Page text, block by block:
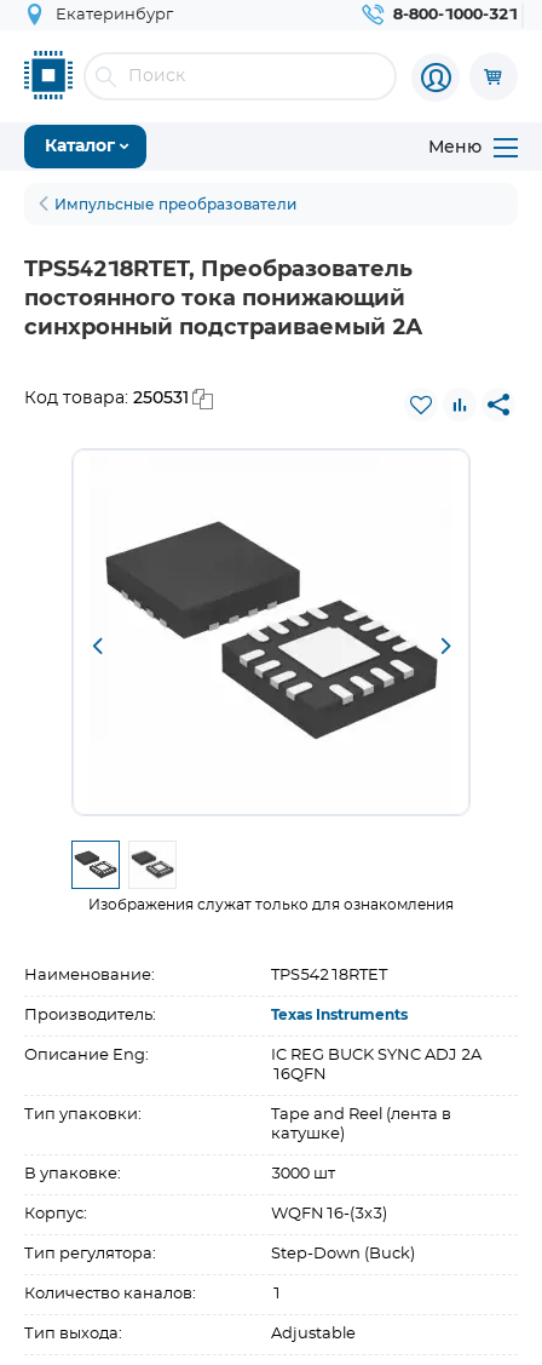
Екатеринбург 8-800-1000-321
Каталог Меню
Импульсные преобразователи
TPS54218RTET, Преобразователь
постоянного тока понижающий
синхронный подстраиваемый 2А
Код товара: 250531
Изображения служат только для ознакомления
Наименование: TPS54218RTET
Производитель: Texas Instruments
Описание Eng:
IC REG BUCK SYNC ADJ 2A
16QFN
Тип упаковки:
Tape and Reel (лента в
катушке)
В упаковке: 3000 шт
Корпус: WQFN16-(3x3)
Тип регулятора: Step-Down (Buck)
Количество каналов: 1
Тип выхода: Adjustable